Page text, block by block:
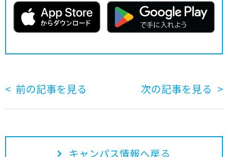
前の記事を見る 次の記事を見る
キャンパス情報へ戻る